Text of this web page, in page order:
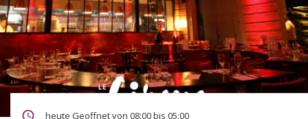
heute Geoffnet von 08:00 bis 05:00